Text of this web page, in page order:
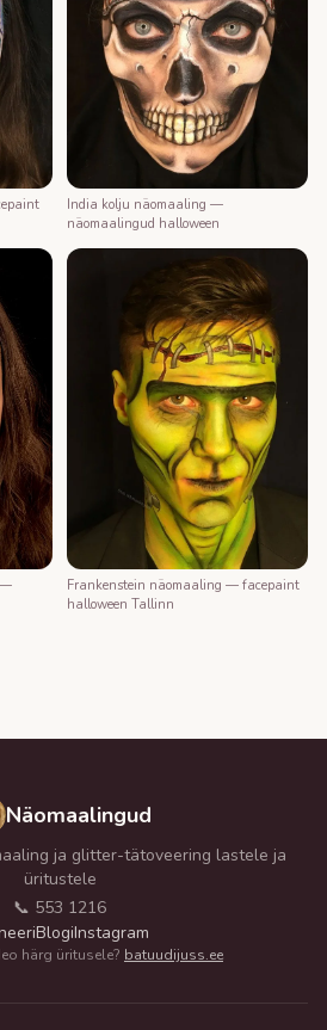
India kolju näomaaling —
näomaalingud halloween
—
Frankenstein näomaaling — facepaint
halloween Tallinn
Näomaalingud
ja glitter-tätoveering lastele ja
üritustele
📞 553 1216
BlogiInstagram
härg üritusele? batuudijuss.ee